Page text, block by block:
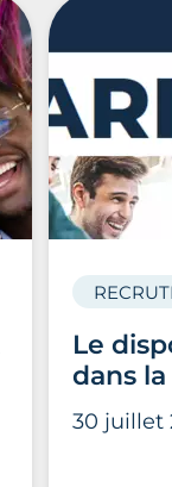
Le
dans
30 juillet